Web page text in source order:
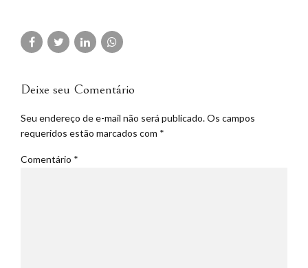
Deixe seu Comentário
Seu endereço de e-mail não será publicado. Os campos
requeridos estão marcados com *
Comentário *